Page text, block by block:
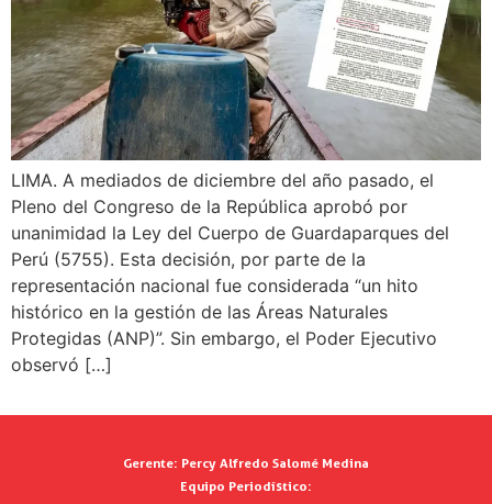
LIMA. A mediados de diciembre del año pasado, el
Pleno del Congreso de la República aprobó por
unanimidad la Ley del Cuerpo de Guardaparques del
Perú (5755). Esta decisión, por parte de la
representación nacional fue considerada “un hito
histórico en la gestión de las Áreas Naturales
Protegidas (ANP)”. Sin embargo, el Poder Ejecutivo
observó […]
Gerente: Percy Alfredo Salomé Medina
Equipo Periodístico: